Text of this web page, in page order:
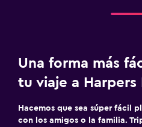
Una forma más
tu viaje a Harpers
Hacemos que sea súper fácil
con los amigos o la familia.